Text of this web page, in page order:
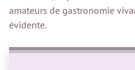
amateurs de gastronomie
évidente.